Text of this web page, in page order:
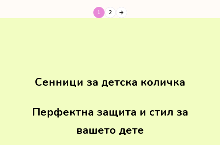
1 2 →
Сенници за детска количка
Перфектна защита и стил за
вашето дете